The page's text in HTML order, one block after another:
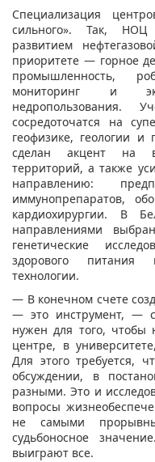
Специализация
сильного». Так, НОЦ
развитием
приоритете — горное
промышленность,
мониторинг и
недропользования.
сосредоточатся на
геофизике, геологии и
сделан акцент на
территорий, а также
направлению:
иммунопрепаратов,
кардиохирургии. В
направлениями
генетические
здорового питания
технологии.
— В конечном счете
— это инструмент, —
нужен для того,
центре, в
Для этого требуется,
обсуждении, в
разными. Это и
вопросы
не самыми
судьбоносное
выиграют все.